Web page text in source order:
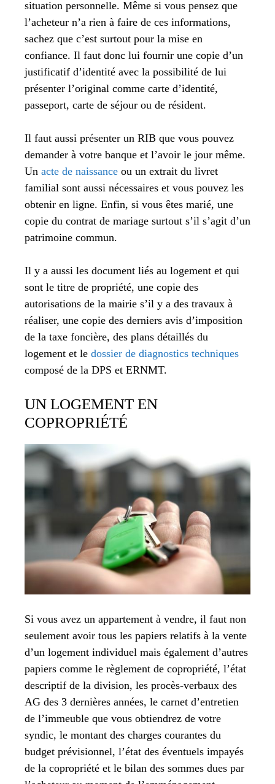
situation personnelle. Même si vous pensez que
l’acheteur n’a rien à faire de ces informations,
sachez que c’est surtout pour la mise en
confiance. Il faut donc lui fournir une copie d’un
justificatif d’identité avec la possibilité de lui
présenter l’original comme carte d’identité,
passeport, carte de séjour ou de résident.
Il faut aussi présenter un RIB que vous pouvez
demander à votre banque et l’avoir le jour même.
Un acte de naissance ou un extrait du livret
familial sont aussi nécessaires et vous pouvez les
obtenir en ligne. Enfin, si vous êtes marié, une
copie du contrat de mariage surtout s’il s’agit d’un
patrimoine commun.
Il y a aussi les document liés au logement et qui
sont le titre de propriété, une copie des
autorisations de la mairie s’il y a des travaux à
réaliser, une copie des derniers avis d’imposition
de la taxe foncière, des plans détaillés du
logement et le dossier de diagnostics techniques
composé de la DPS et ERNMT.
UN LOGEMENT EN
COPROPRIÉTÉ
Si vous avez un appartement à vendre, il faut non
seulement avoir tous les papiers relatifs à la vente
d’un logement individuel mais également d’autres
papiers comme le règlement de copropriété, l’état
descriptif de la division, les procès-verbaux des
AG des 3 dernières années, le carnet d’entretien
de l’immeuble que vous obtiendrez de votre
syndic, le montant des charges courantes du
budget prévisionnel, l’état des éventuels impayés
de la copropriété et le bilan des sommes dues par